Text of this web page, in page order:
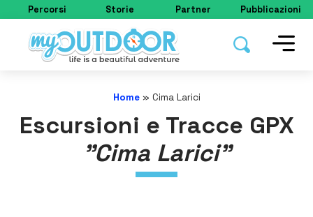
Percorsi Storie Partner Pubblicazioni
Home» Cima Larici
Escursioni e Tracce GPX
"Cima Larici"